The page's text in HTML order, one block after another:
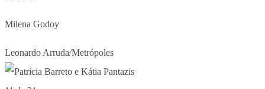
Milena Godoy
Leonardo Arruda/Metrópoles